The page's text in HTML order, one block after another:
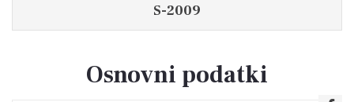
S-2009
Osnovni podatki